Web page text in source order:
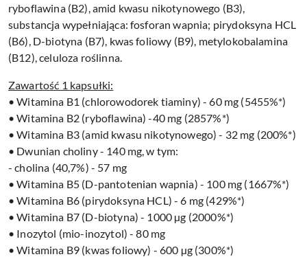
ryboflawina (B2), amid kwasu nikotynowego (B3),
substancja wypełniająca: fosforan wapnia; pirydoksyna HCL
(B6), D-biotyna (B7), kwas foliowy (B9), metylokobalamina
(B12), celuloza roślinna.
Zawartość 1 kapsułki:
• Witamina B1 (chlorowodorek tiaminy) - 60 mg (5455%*)
• Witamina B2 (ryboflawina) -40 mg (2857%*)
• Witamina B3 (amid kwasu nikotynowego) - 32 mg (200%*)
• Dwunian choliny - 140 mg, w tym:
- cholina (40,7%) - 57 mg
• Witamina B5 (D-pantotenian wapnia) - 100 mg (1667%*)
• Witamina B6 (pirydoksyna HCL) - 6 mg (429%*)
• Witamina B7 (D-biotyna) - 1000 µg (2000%*)
• Inozytol (mio-inozytol) - 80 mg
• Witamina B9 (kwas foliowy) - 600 µg (300%*)